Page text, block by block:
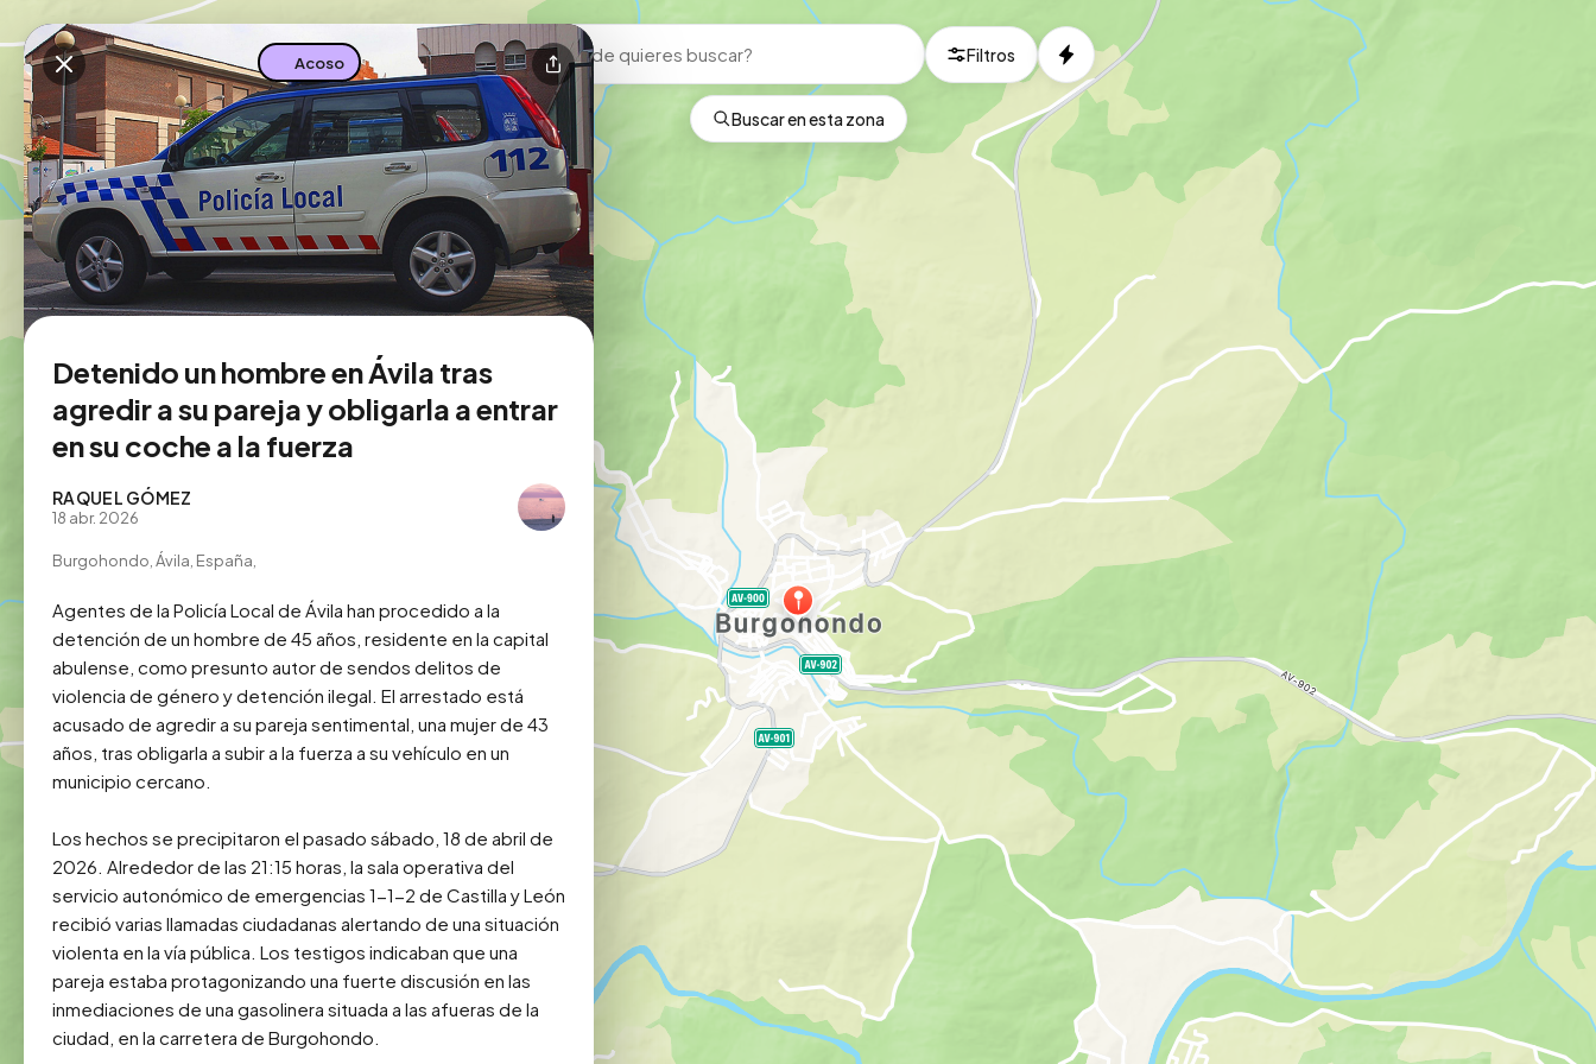
Descarga la app Filtros
Buscar en esta zona
Acoso
Detenido un hombre en Ávila tras
agredir a su pareja y obligarla a entrar
en su coche a la fuerza
RAQUEL GÓMEZ
18 abr. 2026
Burgohondo, Ávila, España,
Agentes de la Policía Local de Ávila han procedido a la
detención de un hombre de 45 años, residente en la capital
abulense, como presunto autor de sendos delitos de
violencia de género y detención ilegal. El arrestado está
acusado de agredir a su pareja sentimental, una mujer de 43
años, tras obligarla a subir a la fuerza a su vehículo en un
municipio cercano.
Los hechos se precipitaron el pasado sábado, 18 de abril de
2026. Alrededor de las 21:15 horas, la sala operativa del
servicio autonómico de emergencias 1-1-2 de Castilla y León
recibió varias llamadas ciudadanas alertando de una situación
violenta en la vía pública. Los testigos indicaban que una
pareja estaba protagonizando una fuerte discusión en las
inmediaciones de una gasolinera situada a las afueras de la
ciudad, en la carretera de Burgohondo.